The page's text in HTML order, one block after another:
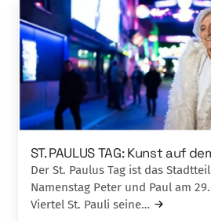
ST. PAULUS TAG: Kunst auf
Der St. Paulus Tag ist das
Namenstag Peter und Paul am
Viertel St. Pauli seine…